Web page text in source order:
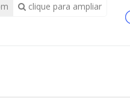
clique para ampliar